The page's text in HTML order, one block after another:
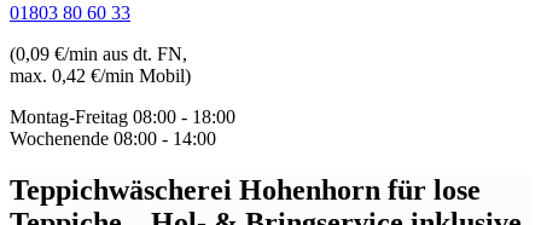
01803 80 60 33
(0,09 €/min aus dt. FN,
max. 0,42 €/min Mobil)
Montag-Freitag 08:00 - 18:00
Wochenende 08:00 - 14:00
Teppichwäscherei Hohenhorn für lose